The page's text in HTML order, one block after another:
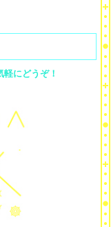
にどうぞ！